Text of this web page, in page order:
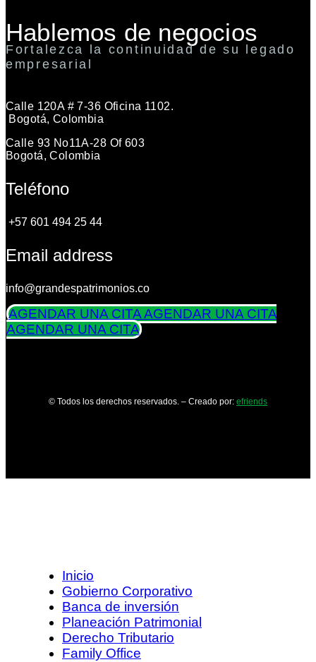
Hablemos de negocios
Fortalezca la continuidad de su legado
empresarial
Calle 120A # 7-36 Oficina 1102.
Bogotá, Colombia
Calle 93 No11A-28 Of 603
Bogotá, Colombia
Teléfono
+57 601 494 25 44
Email address
info@grandespatrimonios.co
AGENDAR UNA CITAAGENDAR UNA CITA
AGENDAR UNA CITA
© Todos los derechos reservados. – Creado por: efriends
Inicio
Gobierno Corporativo
Banca de inversión
Planeación Patrimonial
Derecho Tributario
Family Office